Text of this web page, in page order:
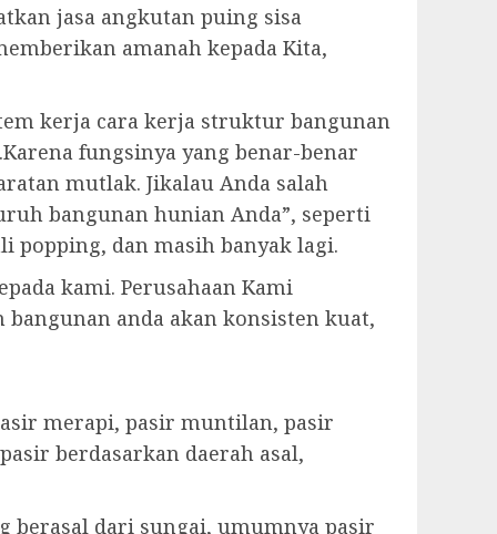
jasa angkutan puing sisa
amanah kepada Kita,
kerja cara kerja struktur bangunan
fungsinya yang benar-benar
mutlak. Jikalau Anda salah
bangunan hunian Anda”, seperti
popping, dan masih banyak lagi.
kami. Perusahaan Kami
anda akan konsisten kuat,
merapi, pasir muntilan, pasir
berdasarkan daerah asal,
berasal dari sungai, umumnya pasir